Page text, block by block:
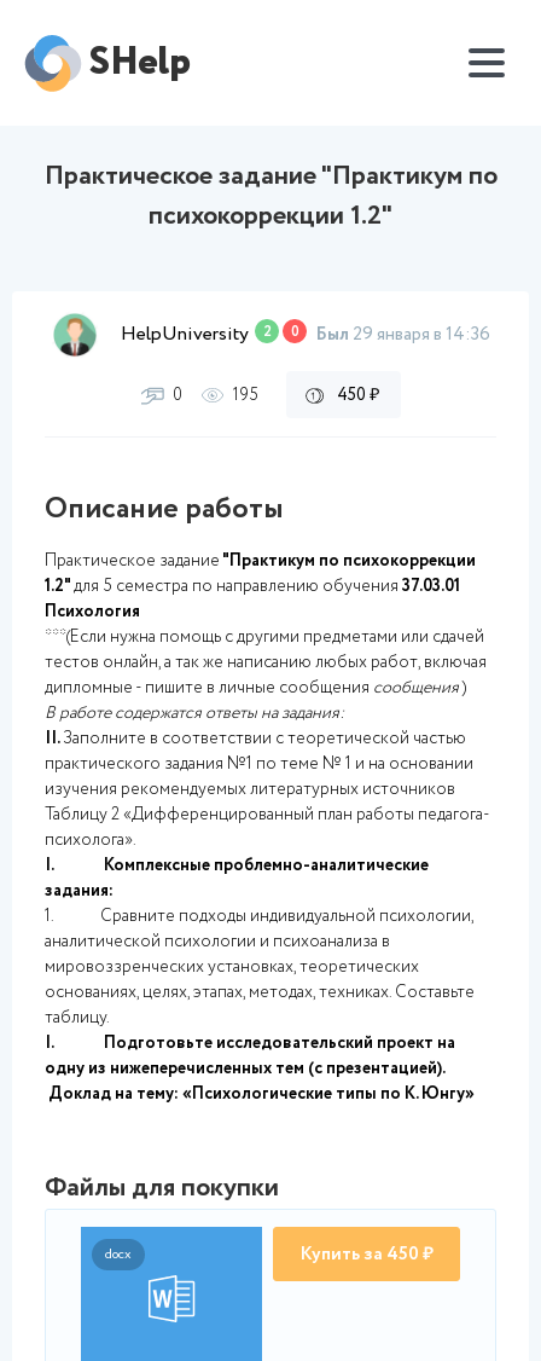
SHelp
Практическое задание "Практикум по
психокоррекции 1.2"
HelpUniversity 2 0 Был 29 января в 14:36
0 195 450 ₽
Описание работы
Практическое задание "Практикум по психокоррекции
1.2"для 5 семестра по направлению обучения 37.03.01
Психология
***(Если нужна помощь с другими предметами или сдачей
тестов онлайн, а так же написанию любых работ, включая
дипломные - пишите в личные сообщения сообщения)
В работе содержатся ответы на задания:
II.Заполните в соответствии с теоретической частью
практического задания №1 по теме № 1 и на основании
изучения рекомендуемых литературных источников
Таблицу 2 «Дифференцированный план работы педагога-
психолога».
I. Комплексные проблемно-аналитические
задания:
1. Сравните подходы индивидуальной психологии,
аналитической психологии и психоанализа в
мировоззренческих установках, теоретических
основаниях, целях, этапах, методах, техниках. Составьте
таблицу.
I. Подготовьте исследовательский проект на
одну из нижеперечисленных тем (с презентацией).
Доклад на тему: «Психологические типы по К. Юнгу»
Файлы для покупки
docx Купить за 450 ₽